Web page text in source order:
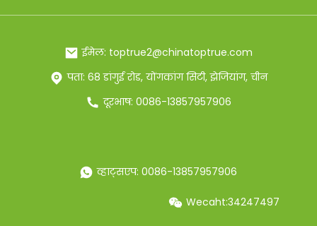
ईमेल: toptrue2@chinatoptrue.com
पता: 68 डांगुई रोड, योंगकांग सिटी, झेजियांग, चीन
दूरभाष: 0086-13857957906
व्हाट्सएप: 0086-13857957906
Wecaht:34247497